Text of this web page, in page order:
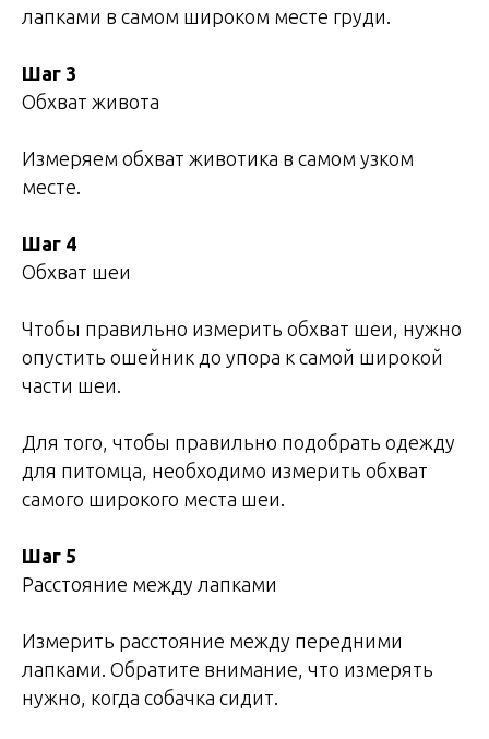
лапками в самом широком месте груди.
Шаг 3
Обхват живота
Измеряем обхват животика в самом узком
месте.
Шаг 4
Обхват шеи
Чтобы правильно измерить обхват шеи, нужно
опустить ошейник до упора к самой широкой
части шеи.
Для того, чтобы правильно подобрать одежду
для питомца, необходимо измерить обхват
самого широкого места шеи.
Шаг 5
Расстояние между лапками
Измерить расстояние между передними
лапками. Обратите внимание, что измерять
нужно, когда собачка сидит.